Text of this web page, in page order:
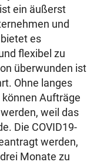
ein äußerst
und
es
flexibel zu
überwunden ist
Ohne langes
Aufträge
weil das
Die COVID19-
werden,
Monate zu